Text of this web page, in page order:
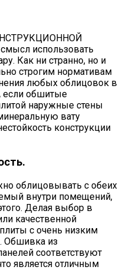
использовать
Как ни странно, но и
строгим нормативам
любых облицовок в
если обшитые
наружные стены
вату
конструкции
облицовывать с обеих
внутри помещений,
Делая выбор в
качественной
с очень низким
Обшивка из
соответствуют
является отличным